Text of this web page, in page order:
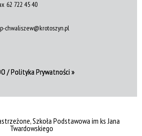
62 722 45 40
chwaliszew@krotoszyn.pl
/ Polityka Prywatności »
Szkoła Podstawowa im ks Jana
Twardowskiego